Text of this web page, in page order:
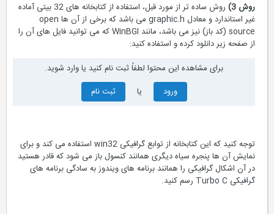
روش 3)
روش ساده تر از مورد قبل، استفاده از کتابخانه های 32 بیتی آماده
غیر استاندارد و معادل graphic.h می باشد که برخی از آن ها open
source (کد باز) نیز می باشد، مانند WinBGI که می توانید فایل های آن را
از صفحه زیر دانلود کرده و استفاده کنید:
برای مشاهده این محتوا لطفاً ثبت نام کنید یا وارد شوید.
ورود
ثبت نام
توجه کنید که این کتابخانه از توابع گرافیکی win32 استفاده می کند و برای
نمایش آن ها پنجره سیاه دیگری همانند کنسول باز می شود که قادر هستید
در آن اشکال گرافیکی را همانند برنامه های ویندوز به سادگی برنامه های
گرافیکی Turbo C رسم کنید.